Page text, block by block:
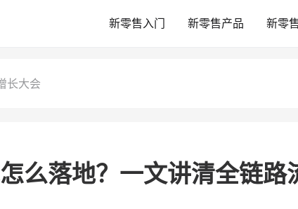
新零售入门 新零售产品 新零
长大会
么落地？一文讲清全链路